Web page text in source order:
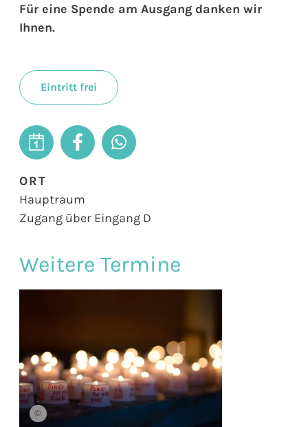
Für eine Spende am Ausgang danken wir
Ihnen.
Eintritt frei
ORT
Hauptraum
Zugang über Eingang D
Weitere Termine
©